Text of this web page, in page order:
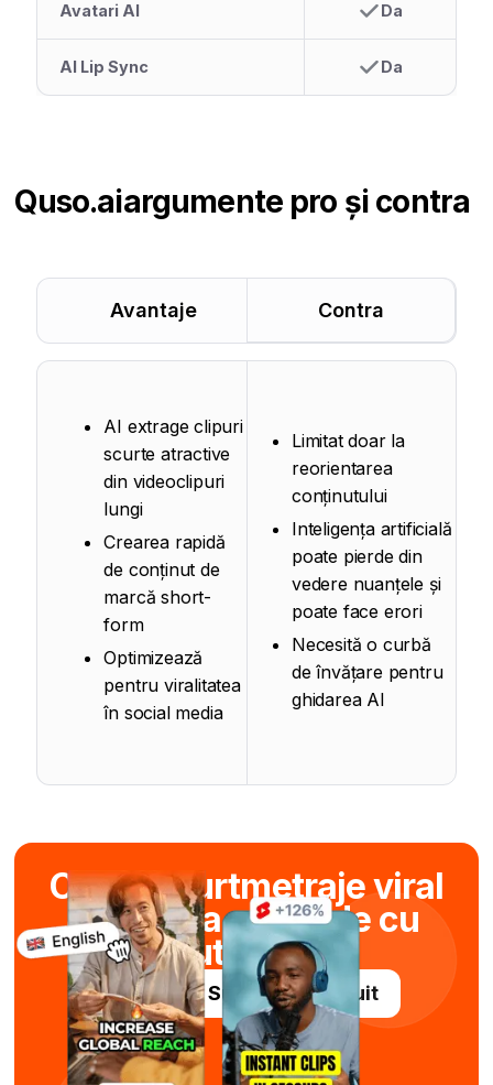
Avatari AI Da
AI Lip Sync Da
Quso.aiargumente pro și contra
Avantaje Contra
AI extrage clipuri
scurte atractive
din videoclipuri
lungi
Crearea rapidă
de conținut de
marcă short-
form
Optimizează
pentru viralitatea
în social media
Limitat doar la
reorientarea
conținutului
Inteligența artificială
poate pierde din
vedere nuanțele și
poate face erori
Necesită o curbă
de învățare pentru
ghidarea AI
Creați scurtmetraje viral
în câteva secunde cu
ajutorul AI
Încercați Submagic gratuit